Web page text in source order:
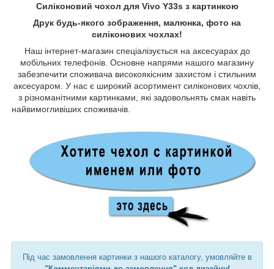
Силіконовий чохол для Vivo Y33s з картинкою
Друк будь-якого зображення, малюнка, фото на
силіконових чохлах!
Наш інтернет-магазин спеціалізується на аксесуарах до
мобільних телефонів. Основне напрями нашого магазину
забезпечити споживача високоякісним захистом і стильним
аксесуаром. У нас є широкий асортимент силіконових чохлів,
з різноманітними картинками, які задовольнять смак навіть
найвимогливіших споживачів.
Під час замовлення картинки з нашого каталогу, умовляйте в